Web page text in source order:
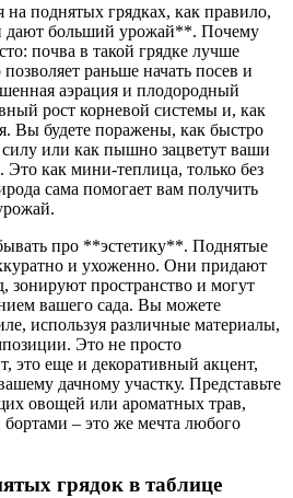
на поднятых грядках, как правило,
дают больший урожай**. Почему
почва в такой грядке лучше
раньше начать посев и
аэрация и плодородный
рост корневой системы и, как
Вы будете поражены, как быстро
или как пышно зацветут ваши
Это как мини-теплица, только без
сама помогает вам получить
про **эстетику**. Поднятые
и ухоженно. Они придают
зонируют пространство и могут
вашего сада. Вы можете
используя различные материалы,
Это не просто
это еще и декоративный акцент,
дачному участку. Представьте
овощей или ароматных трав,
– это же мечта любого
грядок в таблице